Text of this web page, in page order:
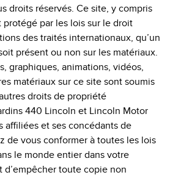
droits réservés. Ce site, y compris
protégé par les lois sur le droit
des traités internationaux, qu’un
présent ou non sur les matériaux.
graphiques, animations, vidéos,
matériaux sur ce site sont soumis
droits de propriété
440 Lincoln et Lincoln Motor
affiliées et ses concédants de
de vous conformer à toutes les lois
le monde entier dans votre
toute copie non